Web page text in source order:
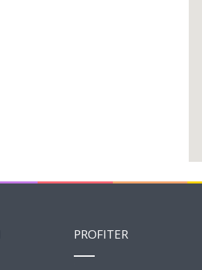
PROFITER